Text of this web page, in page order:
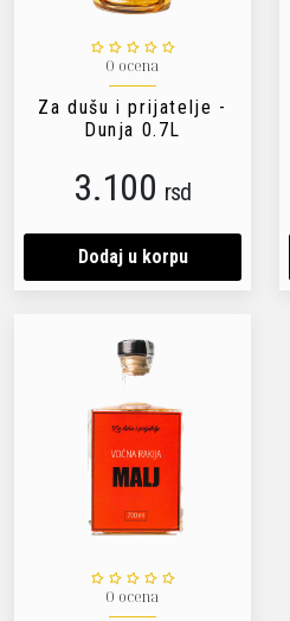
0 ocena
Za dušu i prijatelje -
Dunja 0.7L
3.100 rsd
Dodaj u korpu
0 ocena